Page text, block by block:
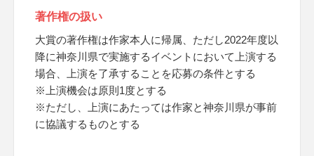
著作権の扱い
大賞の著作権は作家本人に帰属、ただし2022年度以
降に神奈川県で実施するイベントにおいて上演する
場合、上演を了承することを応募の条件とする
※上演機会は原則1度とする
※ただし、上演にあたっては作家と神奈川県が事前
に協議するものとする